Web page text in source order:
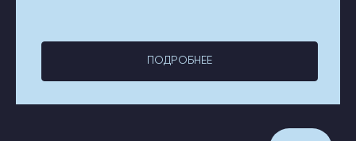
ПОДРОБНЕЕ